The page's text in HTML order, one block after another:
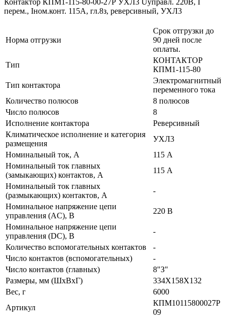
перем., Iном.конт. 115А, гл.8з, реверсивный, УХЛ3
Норма отгрузки
Срок отгрузки до
90 дней после
оплаты.
Тип
КОНТАКТОР
КПМ1-115-80
Тип контактора
Электромагнитный
переменного тока
Количество полюсов
8 полюсов
Число полюсов
8
Исполнение контактора
Реверсивный
Климатическое исполнение и категория
размещения
УХЛ3
Номинальный ток, А
115 А
Номинальный ток главных
(замыкающих) контактов, А
115 А
Номинальный ток главных
(размыкающих) контактов, А
-
Номинальное напряжение цепи
управления (AC), В
220 В
Номинальное напряжение цепи
управления (DC), В
-
Количество вспомогательных контактов
-
Число контактов (вспомогательных)
-
Число контактов (главных)
8"З"
Размеры, мм (ШхВхГ)
334Х158Х132
Вес, г
6000
Артикул
КПМ10115800027Р
09